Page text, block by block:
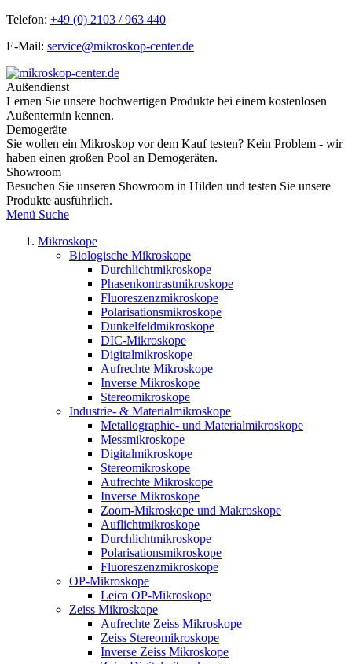
Telefon: +49 (0) 2103 / 963 440
E-Mail: service@mikroskop-center.de
Außendienst
Lernen Sie unsere hochwertigen Produkte bei einem kostenlosen
Außentermin kennen.
Demogeräte
Sie wollen ein Mikroskop vor dem Kauf testen? Kein Problem - wir
haben einen großen Pool an Demogeräten.
Showroom
Besuchen Sie unseren Showroom in Hilden und testen Sie unsere
Produkte ausführlich.
Menü Suche
Mikroskope
Biologische Mikroskope
Durchlichtmikroskope
Phasenkontrastmikroskope
Fluoreszenzmikroskope
Polarisationsmikroskope
Dunkelfeldmikroskope
DIC-Mikroskope
Digitalmikroskope
Aufrechte Mikroskope
Inverse Mikroskope
Stereomikroskope
Industrie- & Materialmikroskope
Metallographie- und Materialmikroskope
Messmikroskope
Digitalmikroskope
Stereomikroskope
Aufrechte Mikroskope
Inverse Mikroskope
Zoom-Mikroskope und Makroskope
Auflichtmikroskope
Durchlichtmikroskope
Polarisationsmikroskope
Fluoreszenzmikroskope
OP-Mikroskope
Leica OP-Mikroskope
Zeiss Mikroskope
Aufrechte Zeiss Mikroskope
Zeiss Stereomikroskope
Inverse Zeiss Mikroskope